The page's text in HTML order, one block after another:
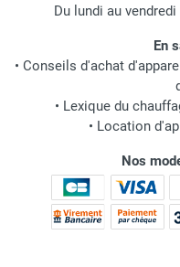
Du lundi au
En
• Conseils d'achat
• Lexique du
• Location
Nos